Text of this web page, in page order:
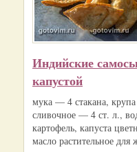
Индийские
капустой
мука — 4 стакана,
сливочное — 4 ст. л.,
картофель, капуста
масло растительное для